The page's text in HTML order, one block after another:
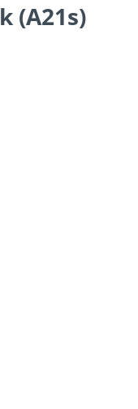
(A21s)